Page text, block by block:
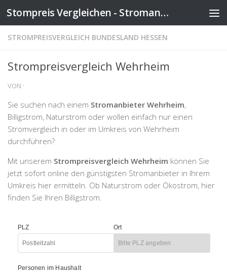
Zum Inhalt springen Stompreis Vergleichen - Stromanbieter wechseln
STROMPREISVERGLEICH BUNDESLAND HESSEN
Strompreisvergleich Wehrheim
VON ·
Sie suchen nach einem Stromanbieter Wehrheim,
Billigstrom, Naturstrom oder wollen einfach nur einen
Stromvergleich in oder im Umkreis von Wehrheim
durchführen?
Mit unserem Strompreisvergleich Wehrheim können Sie
jetzt sofort online den günstigsten Stromanbieter in Ihrem
Umkreis hier ermitteln. Ob Naturstrom oder Ökostrom, hier
finden Sie Ihren Billigstrom.